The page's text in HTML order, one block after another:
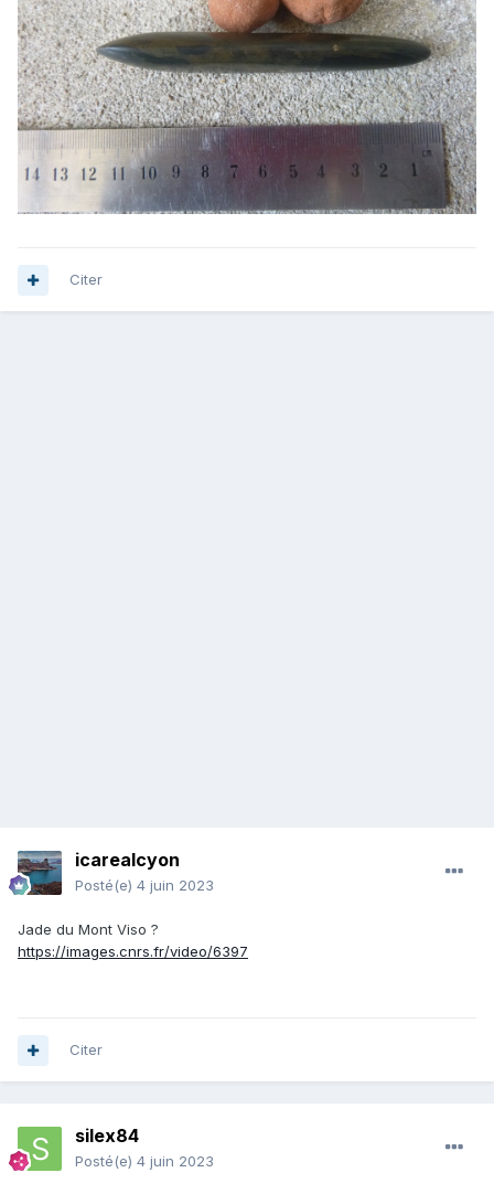
Citer
icarealcyon
Posté(e) 4 juin 2023
Jade du Mont Viso ?
https://images.cnrs.fr/video/6397
Citer
silex84
Posté(e) 4 juin 2023